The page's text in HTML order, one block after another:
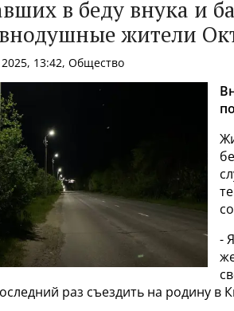
в беду внука и
жители
13:42, Общество
-
раз съездить на родину в